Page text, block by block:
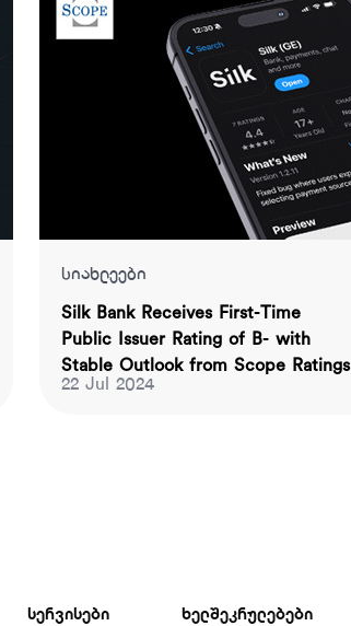
სიახლეები
Silk Bank Receives First-Time
Public Issuer Rating of B- with
Stable Outlook from Scope Ratings
22 Jul 2024
სერვისები ხელშეკრულებები